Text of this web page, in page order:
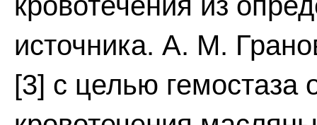
источника. А. М.
[3] с целью гемостаза